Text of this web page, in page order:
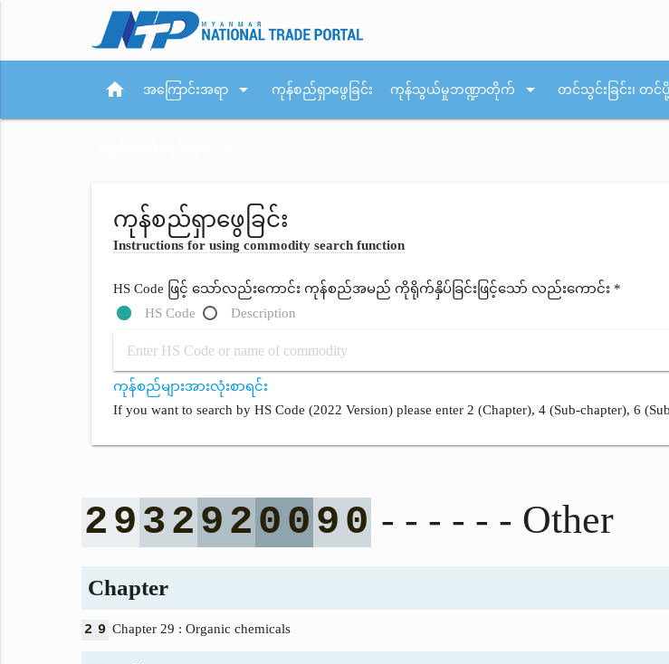
home အကြောင်းအရာ arrow_drop_down ကုန်စည်ရှာဖွေခြင်း ကုန်သွယ်မှုဘဏ္ဍာတိုက် arrow_drop_down တင်သွင်းခြင်း၊ တင်
ကုန်စည်ရှာဖွေခြင်း
Instructions for using commodity search function
HS Code ဖြင့် သော်လည်းကောင်း ကုန်စည်အမည် ကိုရိုက်နှိပ်ခြင်းဖြင့်သော် လည်းကောင်း *
HS Code
Description
ကုန်စည်များအားလုံးစာရင်း
If you want to search by HS Code (2022 Version) please enter 2 (Chapter), 4 (Sub-chapter), 6
2 9 32 9 2 0 0 9 0 - - - - - - Other
Chapter
2 9 Chapter 29 : Organic chemicals